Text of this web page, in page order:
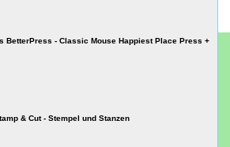
BetterPress - Classic Mouse Happiest Place Press +
& Cut - Stempel und Stanzen